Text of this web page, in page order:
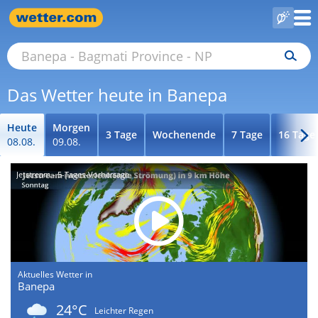
Das Wetter heute in Banepa
Heute
08.08.
Morgen
09.08.
3 Tage Wochenende 7 Tage 16 Tage
Jetstream - 5-Tages-Vorhersage
Aktuelles Wetter in
Banepa
24°C
Leichter Regen